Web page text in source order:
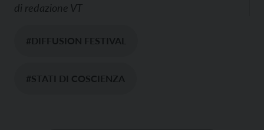
di redazione VT
#DIFFUSION FESTIVAL
#STATI DI COSCIENZA